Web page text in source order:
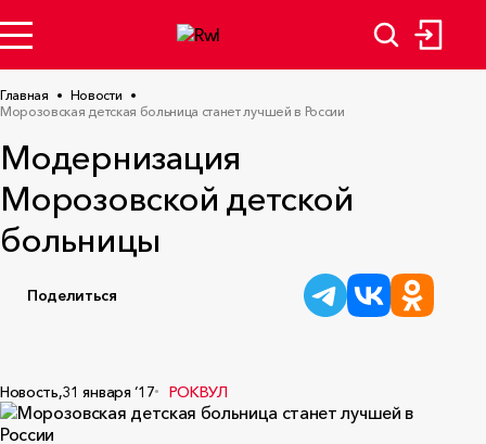
Главная
Новости
Морозовская детская больница станет лучшей в России
Модернизация
Морозовской детской
больницы
Поделиться
Новость,31 января ‘17 РОКВУЛ